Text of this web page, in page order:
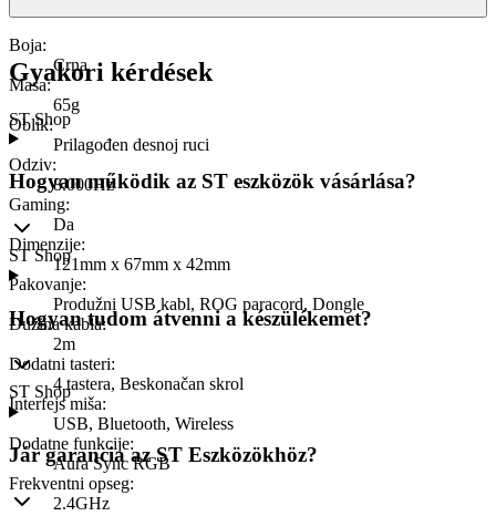
Boja:
Crna
Masa:
65g
Oblik:
Prilagođen desnoj ruci
Odziv:
8.000Hz
Gaming:
Da
Dimenzije:
121mm x 67mm x 42mm
Pakovanje:
Produžni USB kabl, ROG paracord, Dongle
Dužina kabla:
2m
Dodatni tasteri:
4 tastera, Beskonačan skrol
Interfejs miša:
USB, Bluetooth, Wireless
Dodatne funkcije:
Aura Sync RGB
Frekventni opseg:
2.4GHz
Gyakori kérdések
ST Shop
Hogyan működik az ST eszközök vásárlása?
ST Shop
Hogyan tudom átvenni a készülékemet?
ST Shop
Jár garancia az ST Eszközökhöz?